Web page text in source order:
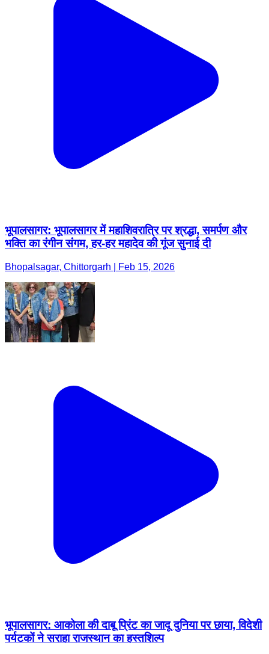
भूपालसागर: भूपालसागर में महाशिवरात्रि पर श्रद्धा, समर्पण और
भक्ति का रंगीन संगम, हर-हर महादेव की गूंज सुनाई दी
Bhopalsagar, Chittorgarh | Feb 15, 2026
भूपालसागर: आकोला की दाबू प्रिंट का जादू दुनिया पर छाया, विदेशी
पर्यटकों ने सराहा राजस्थान का हस्तशिल्प